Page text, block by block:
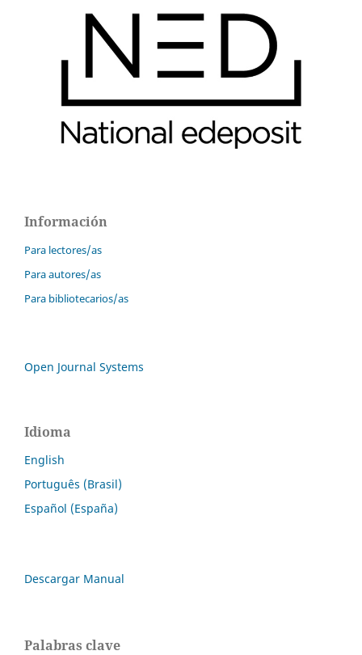
Información
Para lectores/as
Para autores/as
Para bibliotecarios/as
Open Journal Systems
Idioma
English
Português (Brasil)
Español (España)
Descargar Manual
Palabras clave